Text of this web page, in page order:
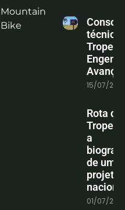
Mountain
Bike
técnica
15/07/
Rota
a
de um
projeto
01/07/